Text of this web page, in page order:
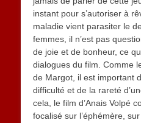
instant pour s’autoriser à
maladie vient parasiter le
femmes, il n’est pas
de joie et de bonheur, ce
dialogues du film. Comme
de Margot, il est important
difficulté et de la rareté
cela, le film d’Anais Volpé
focalisé sur l’éphémère,